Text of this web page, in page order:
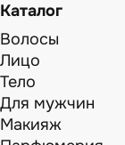
Каталог
Волосы
Лицо
Тело
Для мужчин
Макияж